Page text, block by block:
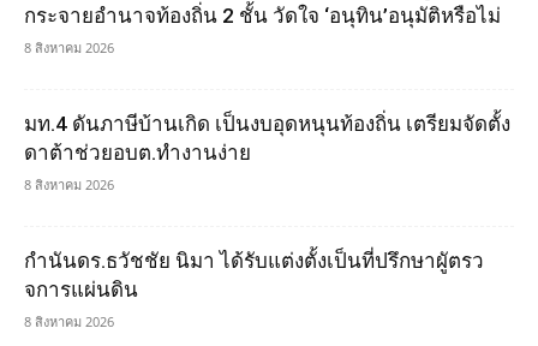
กระจายอำนาจท้องถิ่น 2 ชั้น วัดใจ ‘อนุทิน’อนุมัติหรือไม่
8 สิงหาคม 2026
มท.4 ดันภาษีบ้านเกิด เป็นงบอุดหนุนท้องถิ่น เตรียมจัดตั้ง
ดาต้าช่วยอบต.ทำงานง่าย
8 สิงหาคม 2026
กำนันดร.ธวัชชัย นิมา ได้รับแต่งตั้งเป็นที่ปรึกษาผูัตรว
จการแผ่นดิน
8 สิงหาคม 2026